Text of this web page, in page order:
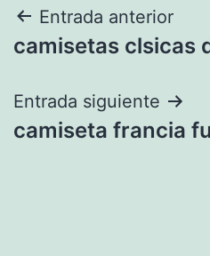
Navegación
de
entradas
Entrada anterior
camisetas clsicas
Entrada siguiente
camiseta francia